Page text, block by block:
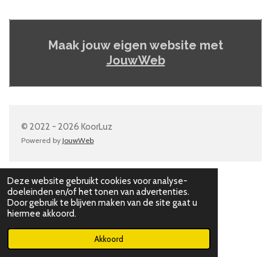
Deze website gebruikt cookies voor analyse-
doeleinden en/of het tonen van advertenties.
Door gebruik te blijven maken van de site gaat u
hiermee akkoord.
Akkoord
Maak jouw eigen website met
JouwWeb
© 2022 - 2026 KoorLuz
Powered by JouwWeb